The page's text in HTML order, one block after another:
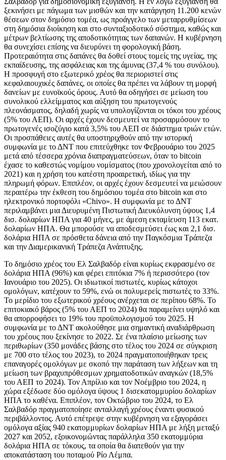
ξεκινήσει με πάγωμα των μισθών και την κατάργηση 11.200 κενών
θέσεων στον δημόσιο τομέα, ως προάγγελο των μεταρρυθμίσεων
στη δημόσια διοίκηση και στο συνταξιοδοτικό σύστημα, καθώς και
μέτρων βελτίωσης της αποδοτικότητας των δαπανών. Η κυβέρνηση
θα συνεχίσει επίσης να διευρύνει τη φορολογική βάση.
Προτεραιότητα στις δαπάνες θα δοθεί στους τομείς της υγείας, της
εκπαίδευσης, της ασφάλειας και της άμυνας (37,4 % του συνόλου).
Η προσφυγή στο εξωτερικό χρέος θα περιοριστεί στις
κεφαλαιουχικές δαπάνες, οι οποίες θα πρέπει να λάβουν τη μορφή
δανείων με ευνοϊκούς όρους. Αυτό θα οδηγήσει σε μείωση του
συνολικού ελλείμματος και αύξηση του πρωτογενούς
πλεονάσματος, δηλαδή χωρίς να υπολογίζονται οι τόκοι του χρέους
(5% του ΑΕΠ). Οι αρχές έχουν δεσμευτεί να προσαρμόσουν το
πρωτογενές ισοζύγιο κατά 3,5% του ΑΕΠ σε διάστημα τριών ετών.
Οι προσπάθειες αυτές θα υποστηριχθούν από την ιστορική
συμφωνία με το ΔΝΤ που επιτεύχθηκε τον Φεβρουάριο του 2025
μετά από τέσσερα χρόνια διαπραγματεύσεων, όταν το bitcoin
έχασε το καθεστώς νομίμου νομίσματος (που χρονολογείται από το
2021) και η χρήση του κατέστη προαιρετική, ιδίως για την
πληρωμή φόρων. Επιπλέον, οι αρχές έχουν δεσμευτεί να μειώσουν
περαιτέρω την έκθεση του δημόσιου τομέα στο bitcoin και στο
ηλεκτρονικό πορτοφόλι «Chivo». Η συμφωνία με το ΔΝΤ
περιλαμβάνει μια Διευρυμένη Πιστωτική Διευκόλυνση ύψους 1,4
δισ. δολαρίων ΗΠΑ για 40 μήνες, με άμεση εκταμίευση 113 εκατ.
δολαρίων ΗΠΑ. Θα μπορούσε να αποδεσμεύσει έως και 2,1 δισ.
δολάρια ΗΠΑ σε πρόσθετα δάνεια από την Παγκόσμια Τράπεζα
και την Διαμερικανική Τράπεζα Ανάπτυξης.
Το δημόσιο χρέος του Ελ Σαλβαδόρ είναι κυρίως εκφρασμένο σε
δολάρια ΗΠΑ (96%) και φέρει επιτόκια 7% ή περισσότερο (τον
Ιανουάριο του 2025). Οι ιδιωτικοί πιστωτές, κυρίως κάτοχοι
ομολόγων, κατέχουν το 59%, ενώ οι πολυμερείς πιστωτές το 33%.
Το μερίδιο του εξωτερικού χρέους ανέρχεται σε περίπου 68%. Το
επιτοκιακό βάρος (5% του ΑΕΠ το 2024) θα παραμείνει υψηλό και
θα απορροφήσει το 19% του προϋπολογισμού του 2025. Η
συμφωνία με το ΔΝΤ ακολούθησε μια σημαντική αναδιάρθρωση
του χρέους που ξεκίνησε το 2022. Σε ένα πλαίσιο μείωσης των
περιθωρίων (350 μονάδες βάσης στο τέλος του 2024 σε σύγκριση
με 700 στο τέλος του 2023), το 2024 πραγματοποιήθηκαν τρεις
επαναγορές ομολόγων με σκοπό την παράταση των λήξεων και τη
μείωση των βραχυπρόθεσμων χρηματοδοτικών αναγκών (18,5%
του ΑΕΠ το 2024). Τον Απρίλιο και τον Νοέμβριο του 2024, η
χώρα εξέδωσε δύο ομόλογα ύψους 1 δισεκατομμυρίου δολαρίων
ΗΠΑ το καθένα. Επιπλέον, τον Οκτώβριο του 2024, το Ελ
Σαλβαδόρ πραγματοποίησε ανταλλαγή χρέους έναντι φυσικού
περιβάλλοντος. Αυτό επέτρεψε στην κυβέρνηση να εξαγοράσει
ομόλογα αξίας 940 εκατομμυρίων δολαρίων ΗΠΑ με λήξη μεταξύ
2027 και 2052, εξοικονομώντας παράλληλα 350 εκατομμύρια
δολάρια ΗΠΑ σε τόκους, τα οποία θα διατεθούν για την
αποκατάσταση του ποταμού Ρίο Λέμπα.